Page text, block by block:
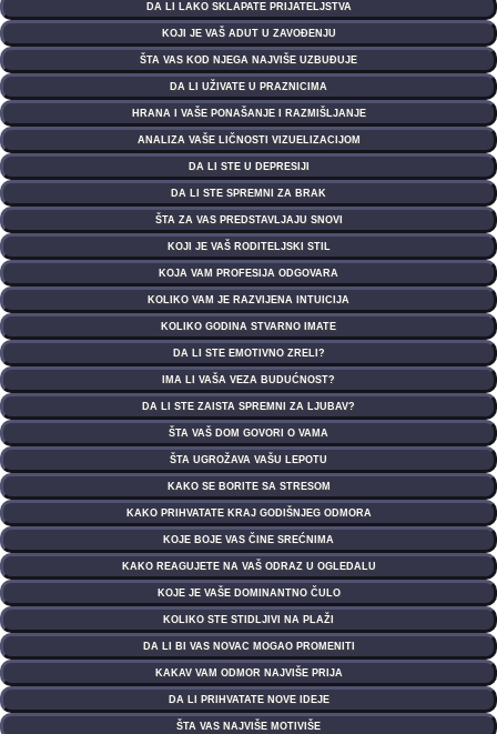
DA LI LAKO SKLAPATE PRIJATELJSTVA
KOJI JE VAŠ ADUT U ZAVOĐENJU
ŠTA VAS KOD NJEGA NAJVIŠE UZBUĐUJE
DA LI UŽIVATE U PRAZNICIMA
HRANA I VAŠE PONAŠANJE I RAZMIŠLJANJE
ANALIZA VAŠE LIČNOSTI VIZUELIZACIJOM
DA LI STE U DEPRESIJI
DA LI STE SPREMNI ZA BRAK
ŠTA ZA VAS PREDSTAVLJAJU SNOVI
KOJI JE VAŠ RODITELJSKI STIL
KOJA VAM PROFESIJA ODGOVARA
KOLIKO VAM JE RAZVIJENA INTUICIJA
KOLIKO GODINA STVARNO IMATE
DA LI STE EMOTIVNO ZRELI?
IMA LI VAŠA VEZA BUDUĆNOST?
DA LI STE ZAISTA SPREMNI ZA LJUBAV?
ŠTA VAŠ DOM GOVORI O VAMA
ŠTA UGROŽAVA VAŠU LEPOTU
KAKO SE BORITE SA STRESOM
KAKO PRIHVATATE KRAJ GODIŠNJEG ODMORA
KOJE BOJE VAS ČINE SREĆNIMA
KAKO REAGUJETE NA VAŠ ODRAZ U OGLEDALU
KOJE JE VAŠE DOMINANTNO ČULO
KOLIKO STE STIDLJIVI NA PLAŽI
DA LI BI VAS NOVAC MOGAO PROMENITI
KAKAV VAM ODMOR NAJVIŠE PRIJA
DA LI PRIHVATATE NOVE IDEJE
ŠTA VAS NAJVIŠE MOTIVIŠE